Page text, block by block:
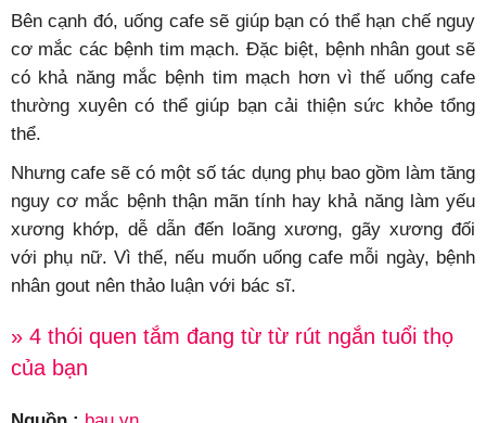
Bên cạnh đó, uống cafe sẽ giúp bạn có thể hạn chế nguy
cơ mắc các bệnh tim mạch. Đặc biệt, bệnh nhân gout sẽ
có khả năng mắc bệnh tim mạch hơn vì thế uống cafe
thường xuyên có thể giúp bạn cải thiện sức khỏe tổng
thể.
Nhưng cafe sẽ có một số tác dụng phụ bao gồm làm tăng
nguy cơ mắc bệnh thận mãn tính hay khả năng làm yếu
xương khớp, dễ dẫn đến loãng xương, gãy xương đối
với phụ nữ. Vì thế, nếu muốn uống cafe mỗi ngày, bệnh
nhân gout nên thảo luận với bác sĩ.
» 4 thói quen tắm đang từ từ rút ngắn tuổi thọ
của bạn